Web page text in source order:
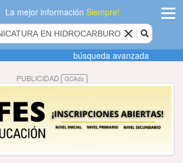
La mejor informaciónSiempre!
Agregar
empresa
datos
Publicidad
búsqueda avanzada
PUBLICIDAD GCAds